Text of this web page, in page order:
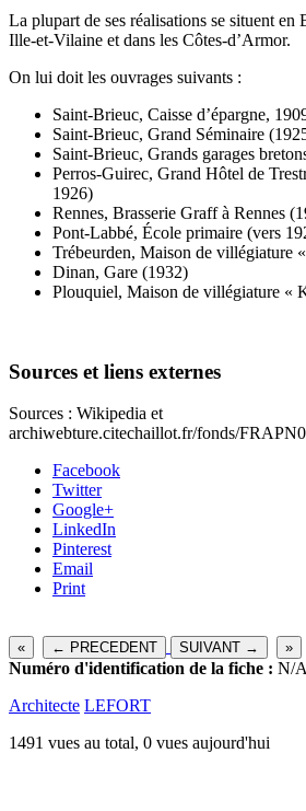
La plupart de ses réalisations se situent en
Ille-et-Vilaine et dans les Côtes-d’Armor.
On lui doit les ouvrages suivants :
Saint-Brieuc, Caisse d’épargne,
Saint-Brieuc, Grand Séminaire
Saint-Brieuc, Grands garages
Perros-Guirec, Grand Hôtel de
1926)
Rennes, Brasserie Graff à Rennes
Pont-Labbé, École primaire (vers
Trébeurden, Maison de villégiature
Dinan, Gare (1932)
Plouquiel, Maison de villégiature «
Sources et liens externes
Sources : Wikipedia et
archiwebture.citechaillot.fr/fonds/
Facebook
Twitter
Google+
LinkedIn
Pinterest
Email
Print
« ← PRECEDENT SUIVANT → »
Numéro d'identification de la fiche : N/
Architecte LEFORT
1491 vues au total, 0 vues aujourd'hui